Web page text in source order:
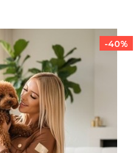
-40%